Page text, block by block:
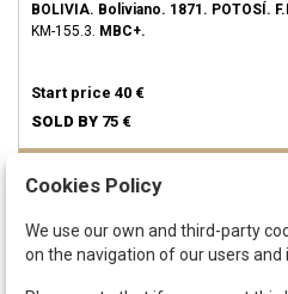
BOLIVIA. Boliviano. 1871. POTOSÍ.
KM-155.3. MBC+.
Start price 40 €
SOLD BY 75 €
SOLD
Cookies Policy
We use our own and third-party
on the navigation of our users and